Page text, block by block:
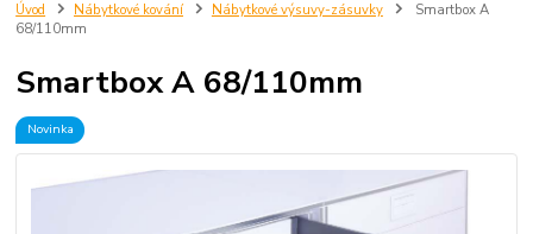
Úvod Nábytkové kování Nábytkové výsuvy-zásuvky
Smartbox A
68/110mm
Smartbox A 68/110mm
Novinka